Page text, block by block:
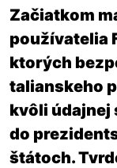
Začiatkom
používatelia
ktorých
talianskeho
kvôli údajnej
do
štátoch.